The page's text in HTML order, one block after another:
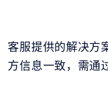
客服提供的解决方
方信息一致，需通